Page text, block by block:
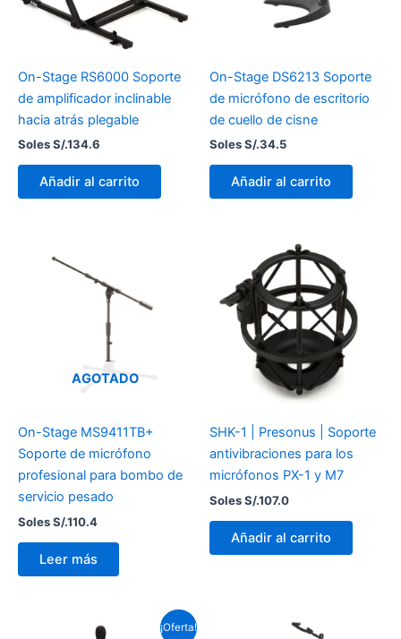
On-Stage RS6000 Soporte
de amplificador inclinable
hacia atrás plegable
Soles S/.134.6
Añadir al carrito
On-Stage DS6213 Soporte
de micrófono de escritorio
de cuello de cisne
Soles S/.34.5
Añadir al carrito
AGOTADO
On-Stage MS9411TB+
Soporte de micrófono
profesional para bombo de
servicio pesado
Soles S/.110.4
Leer más
SHK-1 | Presonus | Soporte
antivibraciones para los
micrófonos PX-1 y M7
Soles S/.107.0
Añadir al carrito
¡Oferta!
El
El